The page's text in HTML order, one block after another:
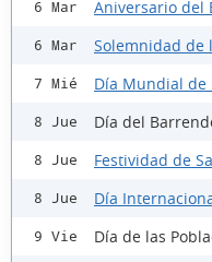
6 Mar Aniversario del
6 Mar Solemnidad de
7 Mié Día Mundial de
8 Jue Día del
8 Jue Festividad de
8 Jue Día
9 Vie Día de las